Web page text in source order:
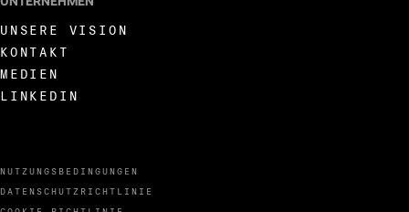
NUTZUNGSBEDINGUNGEN
DATENSCHUTZRICHTLINIE
UNSERE VISION
KONTAKT
MEDIEN
LINKEDIN